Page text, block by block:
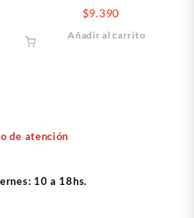
Naranja
$9.390
Añadir al carrito
de atención
10 a 18hs.